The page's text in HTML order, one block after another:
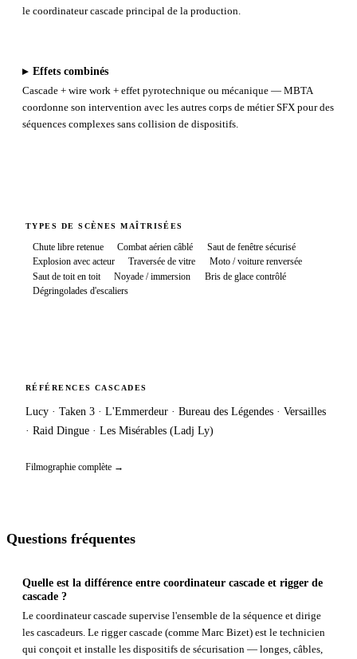
le coordinateur cascade principal de la production.
▸ Effets combinés
Cascade + wire work + effet pyrotechnique ou mécanique — MBTA
coordonne son intervention avec les autres corps de métier SFX pour des
séquences complexes sans collision de dispositifs.
TYPES DE SCÈNES MAÎTRISÉES
Chute libre retenue Combat aérien câblé
Saut de fenêtre sécurisé
Explosion avec acteur
Traversée de vitre
Moto / voiture renversée
Saut de toit en toit
Noyade / immersion
Bris de glace contrôlé
Dégringolades d'escaliers
RÉFÉRENCES CASCADES
Lucy · Taken 3 · L'Emmerdeur · Bureau des Légendes · Versailles
· Raid Dingue · Les Misérables (Ladj Ly)
Filmographie complète →
Questions fréquentes
Quelle est la différence entre coordinateur cascade et rigger de
cascade ?
Le coordinateur cascade supervise l'ensemble de la séquence et dirige
les cascadeurs. Le rigger cascade (comme Marc Bizet) est le technicien
qui conçoit et installe les dispositifs de sécurisation — longes, câbles,